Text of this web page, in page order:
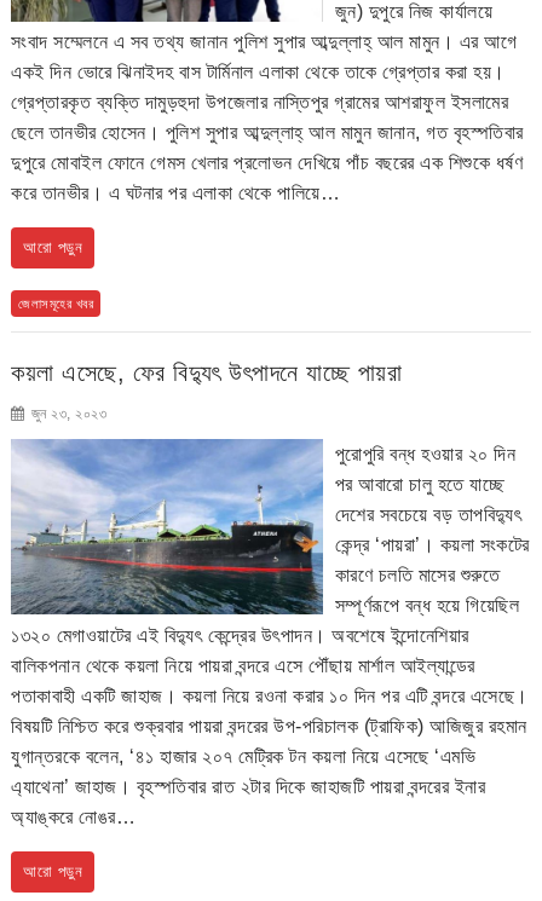
জুন) দুপুরে নিজ কার্যালয়ে
সংবাদ সম্মেলনে এ সব তথ্য জানান পুলিশ সুপার আব্দুল্লাহ্ আল মামুন। এর আগে
একই দিন ভোরে ঝিনাইদহ বাস টার্মিনাল এলাকা থেকে তাকে গ্রেপ্তার করা হয়।
গ্রেপ্তারকৃত ব্যক্তি দামুড়হুদা উপজেলার নাস্তিপুর গ্রামের আশরাফুল ইসলামের
ছেলে তানভীর হোসেন। পুলিশ সুপার আব্দুল্লাহ্ আল মামুন জানান, গত বৃহস্পতিবার
দুপুরে মোবাইল ফোনে গেমস খেলার প্রলোভন দেখিয়ে পাঁচ বছরের এক শিশুকে ধর্ষণ
করে তানভীর। এ ঘটনার পর এলাকা থেকে পালিয়ে…
আরো পড়ুন
জেলাসমূহের খবর
কয়লা এসেছে, ফের বিদ্যুৎ উৎপাদনে যাচ্ছে পায়রা
জুন ২৩, ২০২৩
পুরোপুরি বন্ধ হওয়ার ২০ দিন
পর আবারো চালু হতে যাচ্ছে
দেশের সবচেয়ে বড় তাপবিদ্যুৎ
কেন্দ্র ‘পায়রা’। কয়লা সংকটের
কারণে চলতি মাসের শুরুতে
সম্পূর্ণরূপে বন্ধ হয়ে গিয়েছিল
১৩২০ মেগাওয়াটের এই বিদ্যুৎ কেন্দ্রের উৎপাদন। অবশেষে ইন্দোনেশিয়ার
বালিকপনান থেকে কয়লা নিয়ে পায়রা বন্দরে এসে পৌঁছায় মার্শাল আইল্যান্ডের
পতাকাবাহী একটি জাহাজ। কয়লা নিয়ে রওনা করার ১০ দিন পর এটি বন্দরে এসেছে।
বিষয়টি নিশ্চিত করে শুক্রবার পায়রা বন্দরের উপ-পরিচালক (ট্রাফিক) আজিজুর রহমান
যুগান্তরকে বলেন, ‘৪১ হাজার ২০৭ মেট্রিক টন কয়লা নিয়ে এসেছে ‘এমভি
এ্যাথেনা’ জাহাজ। বৃহস্পতিবার রাত ২টার দিকে জাহাজটি পায়রা বন্দরের ইনার
অ্যাঙ্করে নোঙর…
আরো পড়ুন